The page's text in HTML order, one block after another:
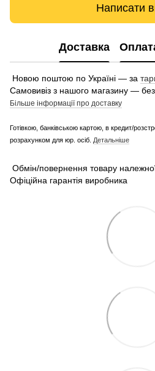
Написати
Доставка
Новою поштою по Україні — за
Самовивіз з нашого магазину —
Більше інформації про доставку
Готівкою, банківською картою, в кредит/
розрахунком для юр. осіб. Детальніше
Обмін/повернення товару
Офіційна гарантія виробника